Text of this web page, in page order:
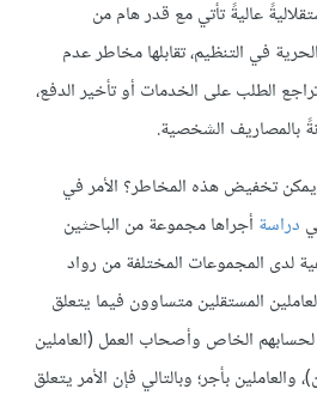
عاليةً تأتي مع قدر هام من
في التنظيم، تقابلها مخاطر عدم
الطلب على الخدمات أو تأخير الدفع،
بالمصاريف الشخصية.
تخفيض هذه المخاطر؟ الأمر في
دراسة أجراها مجموعة من الباحثين
لدى المجموعات المختلفة من رواد
المستقلين متساوون فيما يتعلق
لحسابهم الخاص وأصحاب العمل (العاملين
بأجر؛ وبالتالي فإن الأمر يتعلق